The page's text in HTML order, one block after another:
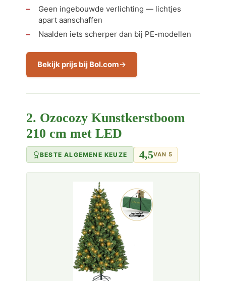
Geen ingebouwde verlichting — lichtjes
apart aanschaffen
Naalden iets scherper dan bij PE-modellen
Bekijk prijs bij Bol.com
2. Ozocozy Kunstkerstboom
210 cm met LED
BESTE ALGEMENE KEUZE 4,5VAN 5